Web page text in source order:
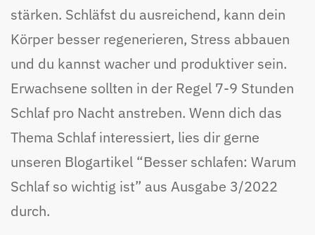
stärken. Schläfst du ausreichend, kann dein
Körper besser regenerieren, Stress abbauen
und du kannst wacher und produktiver sein.
Erwachsene sollten in der Regel 7-9 Stunden
Schlaf pro Nacht anstreben. Wenn dich das
Thema Schlaf interessiert, lies dir gerne
unseren Blogartikel “Besser schlafen: Warum
Schlaf so wichtig ist” aus Ausgabe 3/2022
durch.